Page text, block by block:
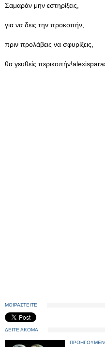
Σαμαράν μην εστηρίξεις,
για να δεις την προκοπήν,
πριν προλάβεις να σφυρίξεις,
θα γευθείς
ΜΟΙΡΑΣΤΕΙΤΕ
ΔΕΙΤΕ ΑΚΟΜΑ